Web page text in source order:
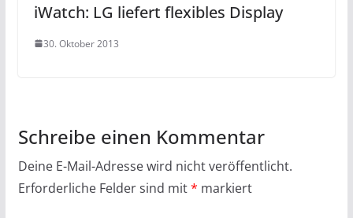
iWatch: LG liefert flexibles Display
30. Oktober 2013
Schreibe einen Kommentar
Deine E-Mail-Adresse wird nicht veröffentlicht.
Erforderliche Felder sind mit* markiert